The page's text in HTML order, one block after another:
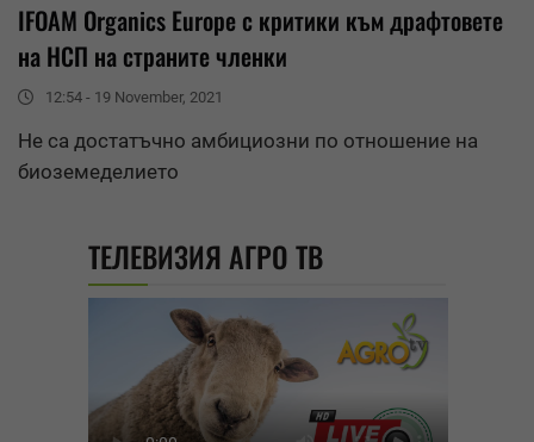
IFOAM Organics Europe с критики към драфтовете
на НСП на страните членки
12:54 - 19 November, 2021
Не са достатъчно амбициозни по отношение на
биоземеделието
ТЕЛЕВИЗИЯ АГРО ТВ